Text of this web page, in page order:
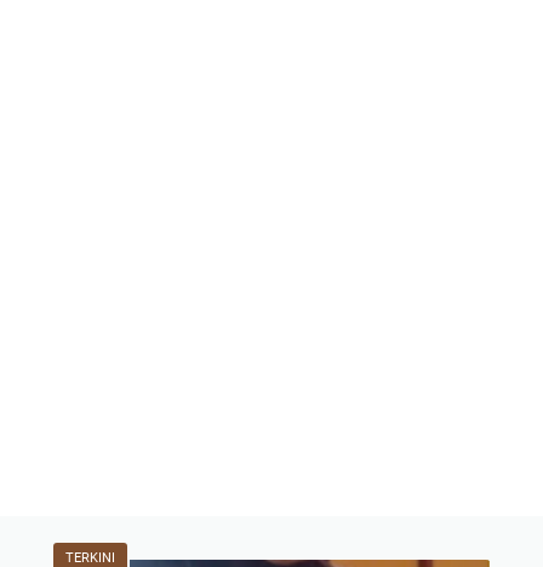
TERKINI